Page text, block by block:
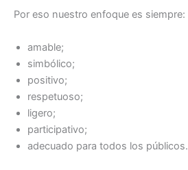
Por eso nuestro enfoque es siempre:
amable;
simbólico;
positivo;
respetuoso;
ligero;
participativo;
adecuado para todos los públicos.